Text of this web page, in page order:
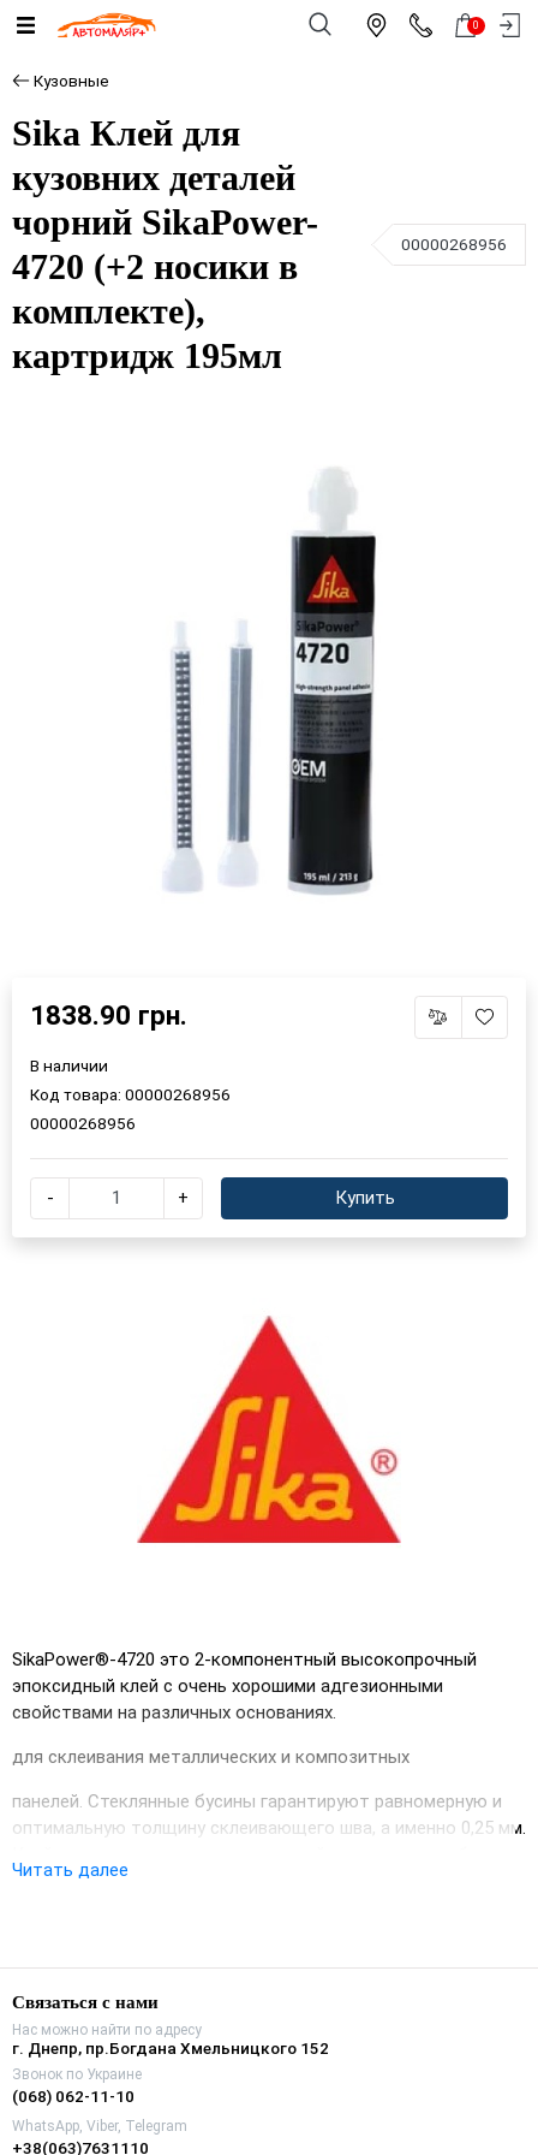
0
Кузовные
Sika Клей для
кузовних деталей
чорний SikaPower-
4720 (+2 носики в
комплекте),
картридж 195мл
00000268956
Выберите язык магазина
UA RU
SikaPower®-4720 это 2-компонентный высокопрочный
эпоксидный клей с очень хорошими адгезионными
свойствами на различных основаниях.
для склеивания металлических и композитных
панелей. Стеклянные бусины гарантируют равномерную и
оптимальную толщину склеивающего шва, а именно 0,25 мм.
▪ Высокопрочные адгезионные характеристики
Хорошая адгезия к различным основам
без грунтовки
Читать далее
1838.90 грн.
В наличии
Код товара: 00000268956
00000268956
- + Купить
Связаться с нами
Нас можно найти по адресу
г. Днепр, пр.Богдана Хмельницкого 152
Звонок по Украине
(068) 062-11-10
WhatsApp, Viber, Telegram
+38(063)7631110